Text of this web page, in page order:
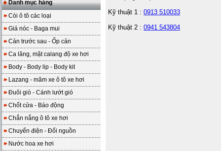
Danh mục hàng
Còi ô tô các loại
Giá nóc - Baga mui
Cản trước sau - Ốp cản
Ca lăng, mặt calang độ xe hơi
Body - Body lip - Body kit
Lazang - mâm xe ô tô xe hơi
Đuôi gió - Cánh lướt gió
Chốt cửa - Báo động
Chắn nắng ô tô xe hơi
Chuyển điện - Đổi nguồn
Nước hoa xe hơi
Kỹ thuật 1 : 0913 510033
Kỹ thuật 2 : 0941 543804